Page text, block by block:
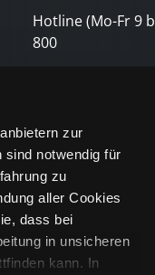
zur
sind notwendig für
zu
aller Cookies
dass bei
in unsicheren
kann. In
Hotline (Mo-Fr 9
800
und keine
jetzt abonnieren